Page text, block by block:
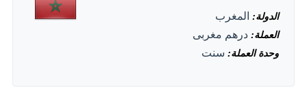
الدولة المغرب
العملة درهم مغربى
وحدة العملة سنت